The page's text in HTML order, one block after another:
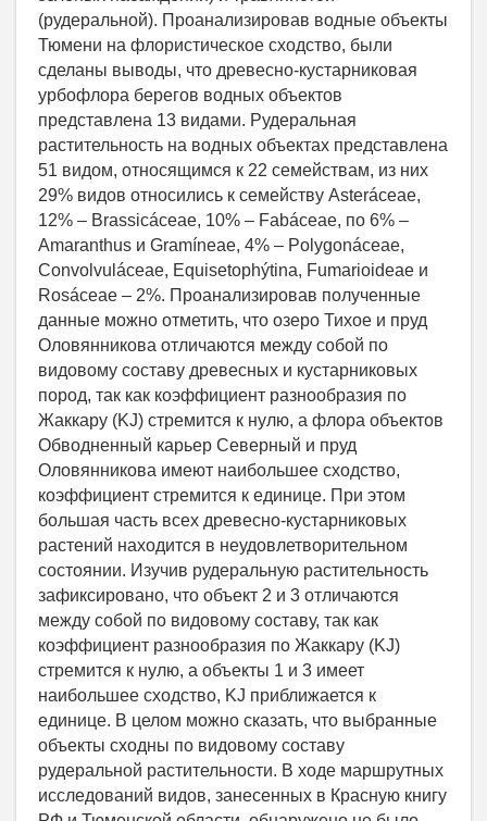
(рудеральной). Проанализировав водные объекты
Тюмени на флористическое сходство, были
сделаны выводы, что древесно-кустарниковая
урбофлора берегов водных объектов
представлена 13 видами. Рудеральная
растительность на водных объектах представлена
51 видом, относящимся к 22 семействам, из них
29% видов относились к семейству Asteráceae,
12% – Brassicáceae, 10% – Fabáceae, по 6% –
Amaranthus и Gramíneae, 4% – Polygonáceae,
Convolvuláceae, Equisetophýtina, Fumarioideae и
Rosáceae – 2%. Проанализировав полученные
данные можно отметить, что озеро Тихое и пруд
Оловянникова отличаются между собой по
видовому составу древесных и кустарниковых
пород, так как коэффициент разнообразия по
Жаккару (KJ) стремится к нулю, а флора объектов
Обводненный карьер Северный и пруд
Оловянникова имеют наибольшее сходство,
коэффициент стремится к единице. При этом
большая часть всех древесно-кустарниковых
растений находится в неудовлетворительном
состоянии. Изучив рудеральную растительность
зафиксировано, что объект 2 и 3 отличаются
между собой по видовому составу, так как
коэффициент разнообразия по Жаккару (KJ)
стремится к нулю, а объекты 1 и 3 имеет
наибольшее сходство, KJ приближается к
единице. В целом можно сказать, что выбранные
объекты сходны по видовому составу
рудеральной растительности. В ходе маршрутных
исследований видов, занесенных в Красную книгу